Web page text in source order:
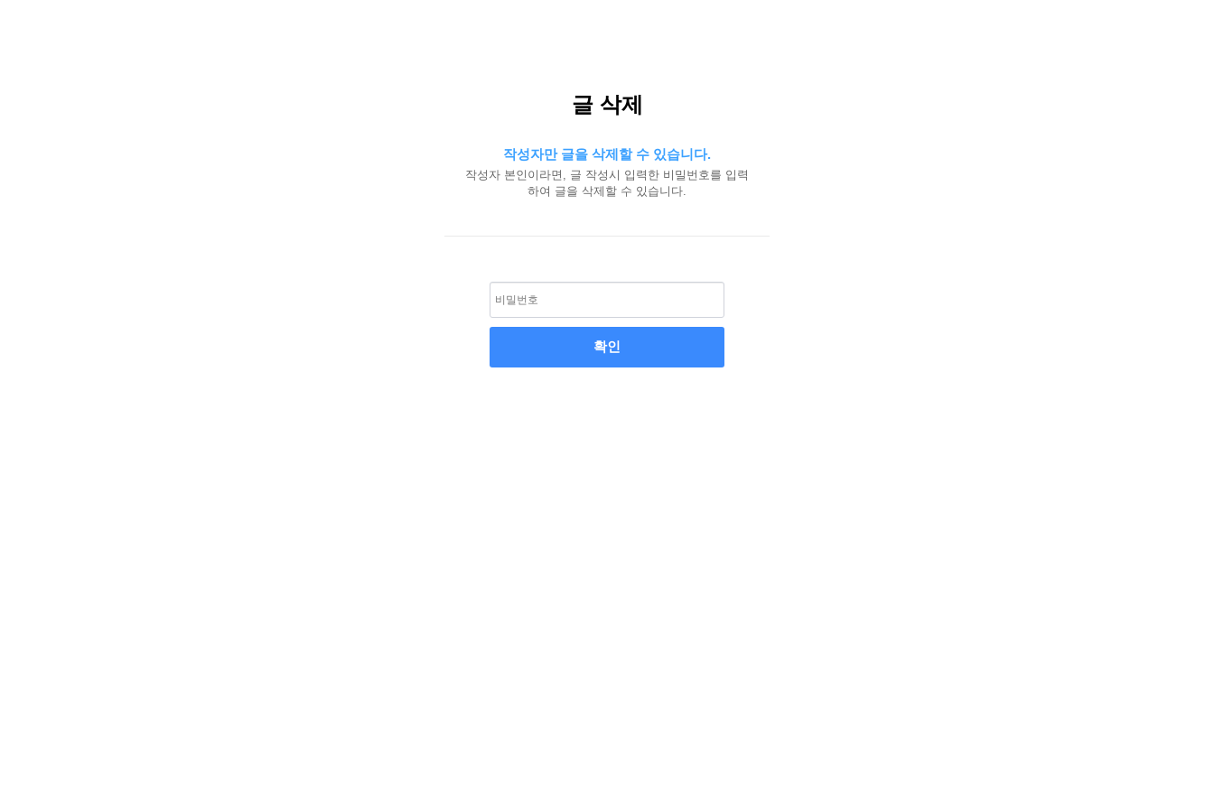
글 삭제
작성자만 글을 삭제할 수 있습니다.
작성자 본인이라면, 글 작성시 입력한 비밀번호를 입력
하여 글을 삭제할 수 있습니다.